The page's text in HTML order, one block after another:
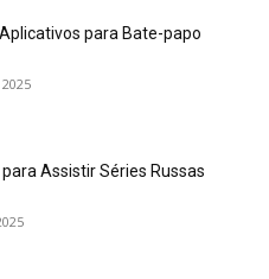
para Bate-papo
Assistir Séries Russas